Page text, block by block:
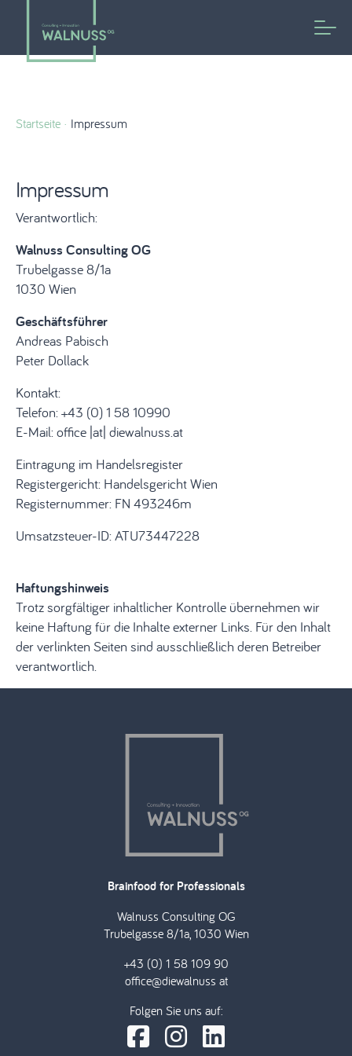
Startseite Impressum
Impressum
Verantwortlich:
Walnuss Consulting OG
Trubelgasse 8/1a
1030 Wien
Geschäftsführer
Andreas Pabisch
Peter Dollack
Kontakt:
Telefon: +43 (0) 1 58 10990
E-Mail: office |at| diewalnuss.at
Eintragung im Handelsregister
Registergericht: Handelsgericht Wien
Registernummer: FN 493246m
Umsatzsteuer-ID: ATU73447228
Haftungshinweis
Trotz sorgfältiger inhaltlicher Kontrolle übernehmen wir
keine Haftung für die Inhalte externer Links. Für den Inhalt
der verlinkten Seiten sind ausschließlich deren Betreiber
verantwortlich.
Brainfood for Professionals
Walnuss Consulting OG
Trubelgasse 8/1a, 1030 Wien
+43 (0) 1 58 109 90
office@diewalnuss at
Folgen Sie uns auf: